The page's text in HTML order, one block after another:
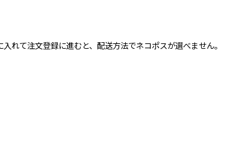
れて注文登録に進むと、配送方法でネコポスが選べません。